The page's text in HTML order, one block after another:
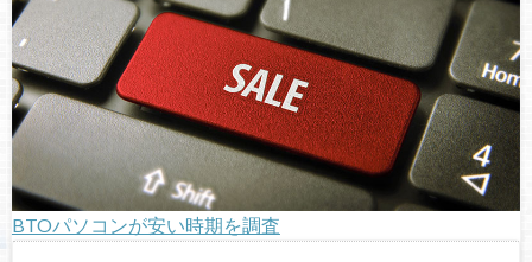
BTOパソコンが安い時期を調査